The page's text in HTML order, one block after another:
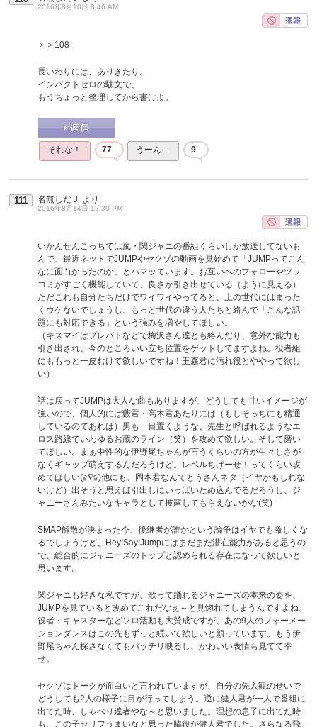
2016年8月10日 8:46 AM
＞＞108
長いわりには、ありきたり。
インパクトゼロの駄文で、
もうちょっと整理してから書けよ。
それな！ 77 うーん… 9
111 名無しだＪ より
2016年8月14日 12:30 PM
いかんせんこっちでは嵐・関ジャニの番組くらいしか放送してないも
んで、最近ネットでJUMPやセクゾの動画を見始めて「JUMPってこん
なに面白かったのか」とハマッています。お互いへのフォローやツッ
コミがすごく機能していて、良さが引き出せている（ように見える）
ただこれも自分たちだけでワイワイやってると、上の世代にはまった
くウケないでしょうし、もっと世代の違う人たちと絡んで「こんな話
題にも対応できる」という強みを増やしてほしい。
（キスマイはプレバトなどで梅沢さん達とも絡んだり、意外な能力も
引き出され、今のところいい立ち位置をゲットしてますよね。役者組
にももっと一皮むけて欲しいですね！玉森君に汚れ役とややって欲し
い）
話は戻ってJUMPは大人な曲もありますが、どうしても甘いイメージが
強いので、個人的には藪君・高木君あたりには（もしそっちにも精通
しているのであれば）男も一目置くような、先生と呼ばれるようなエ
ロス路線でいわゆるお蔵のライン（笑）を攻めて欲しい。そして磨い
てほしい。まぁ中性的な伊野尾ちゃんが言うくらいの方が生々しさが
なくギャップ萌えするんだろうけど。レベルちげーぜ！ってくらい攻
めてほしい(≧∇≦)他にも、岡本君なんてとうさんネタ（イヤかもしれな
いけど）出そうと思えば引出しにいっぱいため込んでるだろうし、ジ
ャニーさんみたいなキャラとして披露してもらえないかな(笑)
SMAP解散が決まった今、後継者が誰かという論争はイヤでも激しくな
るでしょうけど、Hey!Say!Jumpにはまだまだ潜在能力があると思うの
で、総合的にジャニーズのトップと認められる存在になって欲しいと
思います。
関ジャニも好きな私ですが、歌って踊れるジャニーズの本来の姿を、
JUMPを見ていると改めてこれだなぁ～と見惚れてしまうんですよね。
役者・キャスターなどソロ活動も大賛成ですが、あの9人のフォーメー
ションダンスはこの先もずっと続いて欲しいと願っています。もう伊
野尾ちゃん探さなくてもバッチリ映るし、かわいい表情も見てて幸
せ。
セクゾはトークが面白いと言われていますが、自分の先入観のせいで
どうしても2人の様子に目が行ってしまう。逆に健人君が一人で番組に
出てた時、しゃべり達者やな～と思いました。理想の息子に出てた時
も、この子セリフうまいなと思った脇役が健人君でした。さらなる飛